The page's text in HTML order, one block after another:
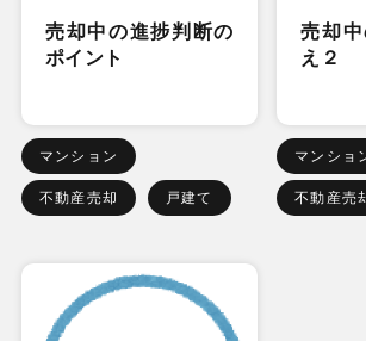
売却中の進捗判断の
ポイント
マンション
不動産売却 戸建て
売却
え２
マンショ
不動産売